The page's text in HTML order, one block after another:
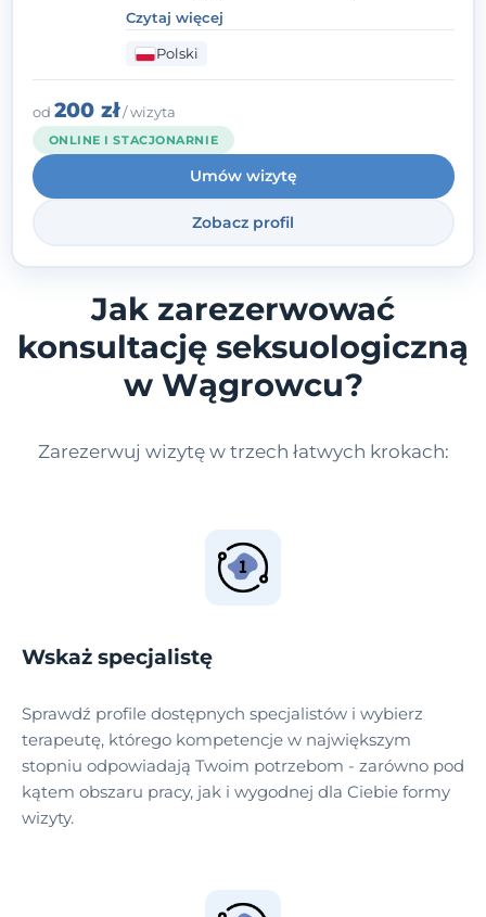
wewnętrzną siłę. Moja droga do
psychologii zaczęła się od życia - pełnego
wyzwań, które nauczyły mnie uważności,
empatii i pokory. Dziś łączę doświadczenie
nauczycielki, psychologa, psychoterapeuty
i seksuologa tworząc bezpieczną
przestrzeń, w której można poczuć spokój i
wsparcie. Nie obiecuję łatwych rozwiązań -
ale mogę obiecać, że będę po Twojej
Czytaj więcej
Polski
od 200 zł/ wizyta
ONLINE I STACJONARNIE
Umów wizytę
Zobacz profil
Jak zarezerwować
konsultację seksuologiczną
w Wągrowcu?
Zarezerwuj wizytę w trzech łatwych krokach:
Wskaż specjalistę
Sprawdź profile dostępnych specjalistów i wybierz
terapeutę, którego kompetencje w największym
stopniu odpowiadają Twoim potrzebom - zarówno pod
kątem obszaru pracy, jak i wygodnej dla Ciebie formy
wizyty.